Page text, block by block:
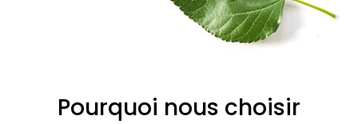
Pourquoi nous choisir